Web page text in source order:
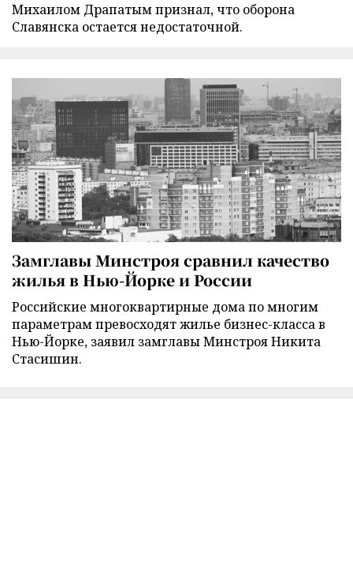
Михаилом Драпатым признал, что оборона
Славянска остается недостаточной.
Замглавы Минстроя сравнил качество
жилья в Нью-Йорке и России
Российские многоквартирные дома по многим
параметрам превосходят жилье бизнес-класса в
Нью-Йорке, заявил замглавы Минстроя Никита
Стасишин.